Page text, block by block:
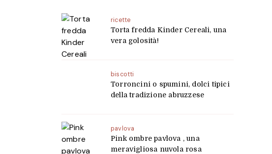
ricette
Torta fredda Kinder Cereali, una
vera golosità!
biscotti
Torroncini o spumini, dolci tipici
della tradizione abruzzese
pavlova
Pink ombre pavlova , una
meravigliosa nuvola rosa